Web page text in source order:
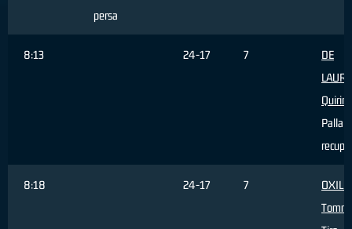
persa
8:13 24-17 7
DE
Quirino
Palla
8:18 24-17 7
OXILIA